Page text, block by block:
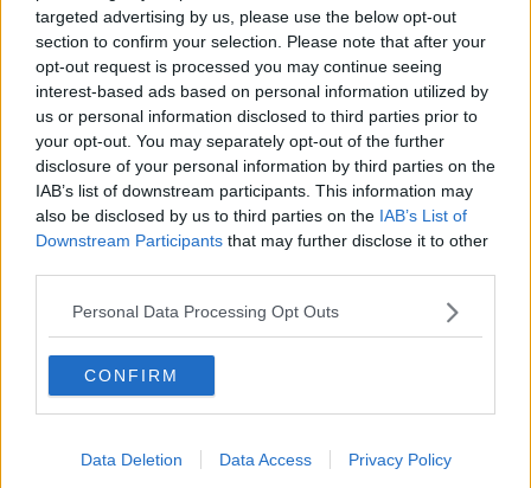
targeted advertising by us, please use the below opt-out
section to confirm your selection. Please note that after your
opt-out request is processed you may continue seeing
interest-based ads based on personal information utilized by
us or personal information disclosed to third parties prior to
your opt-out. You may separately opt-out of the further
disclosure of your personal information by third parties on the
IAB’s list of downstream participants. This information may
also be disclosed by us to third parties on the IAB’s List of
Downstream Participants that may further disclose it to other
Personal Data Processing Opt Outs
CONFIRM
Data Deletion Data Access Privacy Policy
Basta cliccareQUI
Fotogallery
Ti potrebbe interessare anche:
Articoli dal Blog “Vignaioli e vini” di Nadio Stronchi
​Che “Odissea sia”
Scuola di vita e creatività
​La volontà di essere “primi”
Vino, il clima ci mette alle “corde”